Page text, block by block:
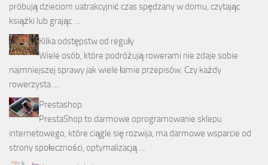
próbują dzieciom uatrakcyjnić czas spędzany w domu, czytając
książki lub grając …
Kilka odstępstw od reguły
Wiele osób, które podróżują rowerami nie zdaje sobie
najmniejszej sprawy jak wiele łamie przepisów. Czy każdy
rowerzysta …
Prestashop
PrestaShop to darmowe oprogramowanie sklepu
internetowego, które ciągle się rozwija, ma darmowe wsparcie od
strony społeczności, optymalizacją …